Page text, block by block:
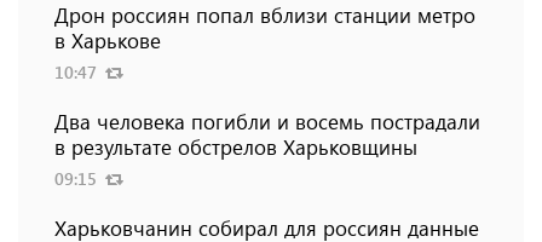
Дрон россиян попал вблизи станции метро
в Харькове
10:47
Два человека погибли и восемь пострадали
в результате обстрелов Харьковщины
09:15
Харьковчанин собирал для россиян данные